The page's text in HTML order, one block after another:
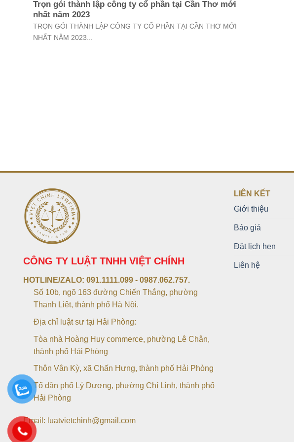
Trọn gói thành lập công ty cổ phần tại Cần Thơ mới
nhất năm 2023
TRỌN GÓI THÀNH LẬP CÔNG TY CỔ PHẦN TẠI CẦN THƠ MỚI
NHẤT NĂM 2023...
CÔNG TY LUẬT TNHH VIỆT CHÍNH
HOTLINE/ZALO: 091.1111.099 - 0987.062.757.
Số 10b, ngõ 163 đường Chiến Thắng, phường
Thanh Liệt, thành phố Hà Nội.
Địa chỉ luật sư tại Hải Phòng:
Tòa nhà Hoàng Huy commerce, phường Lê Chân,
thành phố Hải Phòng
Thôn Vân Kỳ, xã Chấn Hưng, thành phố Hải Phòng
Tổ dân phố Lý Dương, phường Chí Linh, thành phố
Hải Phòng
Email: luatvietchinh@gmail.com
LIÊN KẾT
Giới thiệu
Báo giá
Đặt lịch hẹn
Liên hệ